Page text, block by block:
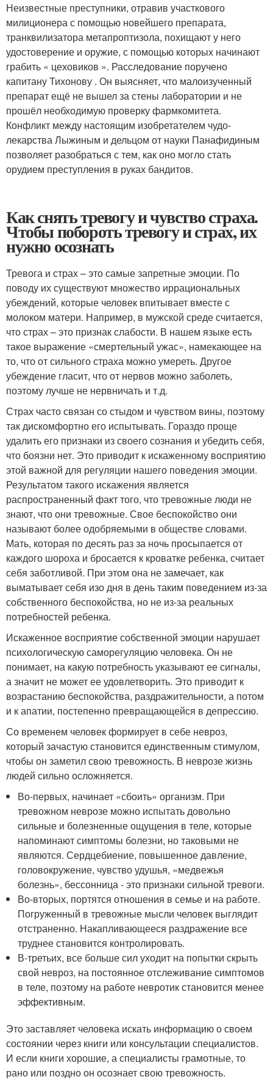
Неизвестные преступники, отравив участкового
милиционера с помощью новейшего препарата,
транквилизатора метапроптизола, похищают у него
удостоверение и оружие, с помощью которых начинают
грабить « цеховиков ». Расследование поручено
капитану Тихонову . Он выясняет, что малоизученный
препарат ещё не вышел за стены лаборатории и не
прошёл необходимую проверку фармкомитета.
Конфликт между настоящим изобретателем чудо-
лекарства Лыжиным и дельцом от науки Панафидиным
позволяет разобраться с тем, как оно могло стать
орудием преступления в руках бандитов.
Как снять тревогу и чувство страха.
Чтобы побороть тревогу и страх, их
нужно осознать
Тревога и страх – это самые запретные эмоции. По
поводу их существуют множество иррациональных
убеждений, которые человек впитывает вместе с
молоком матери. Например, в мужской среде считается,
что страх – это признак слабости. В нашем языке есть
такое выражение «смертельный ужас», намекающее на
то, что от сильного страха можно умереть. Другое
убеждение гласит, что от нервов можно заболеть,
поэтому лучше не нервничать и т.д.
Страх часто связан со стыдом и чувством вины, поэтому
так дискомфортно его испытывать. Гораздо проще
удалить его признаки из своего сознания и убедить себя,
что боязни нет. Это приводит к искаженному восприятию
этой важной для регуляции нашего поведения эмоции.
Результатом такого искажения является
распространенный факт того, что тревожные люди не
знают, что они тревожные. Свое беспокойство они
называют более одобряемыми в обществе словами.
Мать, которая по десять раз за ночь просыпается от
каждого шороха и бросается к кроватке ребенка, считает
себя заботливой. При этом она не замечает, как
выматывает себя изо дня в день таким поведением из-за
собственного беспокойства, но не из-за реальных
потребностей ребенка.
Искаженное восприятие собственной эмоции нарушает
психологическую саморегуляцию человека. Он не
понимает, на какую потребность указывают ее сигналы,
а значит не может ее удовлетворить. Это приводит к
возрастанию беспокойства, раздражительности, а потом
и к апатии, постепенно превращающейся в депрессию.
Со временем человек формирует в себе невроз,
который зачастую становится единственным стимулом,
чтобы он заметил свою тревожность. В неврозе жизнь
людей сильно осложняется.
Во-первых, начинает «сбоить» организм. При
тревожном неврозе можно испытать довольно
сильные и болезненные ощущения в теле, которые
напоминают симптомы болезни, но таковыми не
являются. Сердцебиение, повышенное давление,
головокружение, чувство удушья, «медвежья
болезнь», бессонница - это признаки сильной тревоги.
Во-вторых, портятся отношения в семье и на работе.
Погруженный в тревожные мысли человек выглядит
отстраненно. Накапливающееся раздражение все
труднее становится контролировать.
В-третьих, все больше сил уходит на попытки скрыть
свой невроз, на постоянное отслеживание симптомов
в теле, поэтому на работе невротик становится менее
эффективным.
Это заставляет человека искать информацию о своем
состоянии через книги или консультации специалистов.
И если книги хорошие, а специалисты грамотные, то
рано или поздно он осознает свою тревожность.